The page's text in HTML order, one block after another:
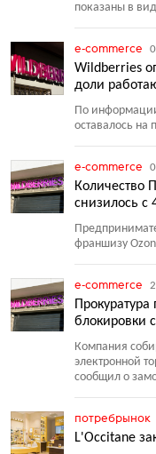
показаны в
e-commerce
Wildberries
доли
По
оставалось на
e-commerce
Количество
снизилось с
франшизу Ozon
e-commerce
блокировки
Компания
электронной
сообщил о
потребрынок
L'Occitane